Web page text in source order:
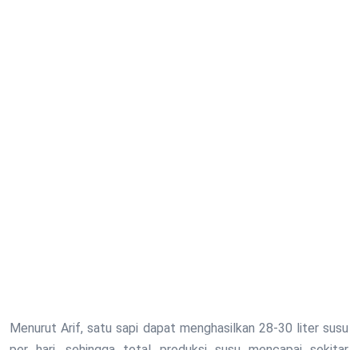
Menurut Arif, satu sapi dapat menghasilkan 28-30 liter susu